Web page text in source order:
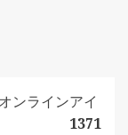
ンラインアイ
1371